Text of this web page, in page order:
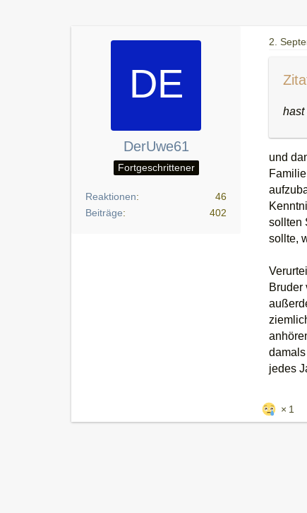
DerUwe61
Fortgeschrittener
Reaktionen
46
Beiträge
402
2.
hast
und
sollten
sollte,
Bruder
jedes
1